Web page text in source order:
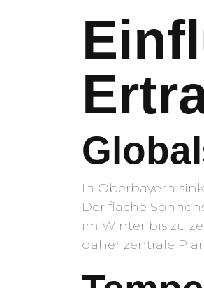
In Oberbayern
Der flache
im Winter bis zu
daher zentrale